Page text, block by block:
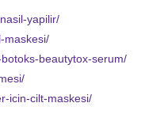
yapilir/
maskesi/
beautytox-serum/
icin-cilt-maskesi/